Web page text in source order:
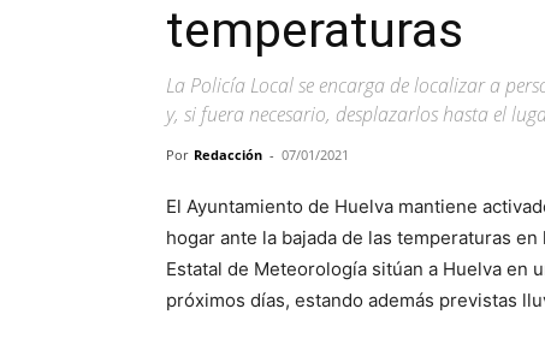
temperaturas
La Policía Local se encarga de localizar a
y, si fuera necesario, desplazarlos hasta el
Por Redacción - 07/01/2021
El Ayuntamiento de Huelva mantiene
hogar ante la bajada de las temperaturas
Estatal de Meteorología sitúan a Huelva en
próximos días, estando además previstas